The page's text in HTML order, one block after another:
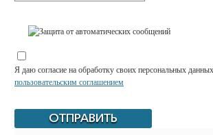
Я даю согласие на обработку своих персональных
пользовательским соглашением